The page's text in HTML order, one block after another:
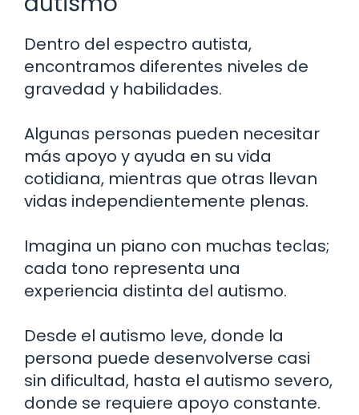
Dentro del espectro autista,
encontramos diferentes niveles de
gravedad y habilidades.
Algunas personas pueden necesitar
más apoyo y ayuda en su vida
cotidiana, mientras que otras llevan
vidas independientemente plenas.
Imagina un piano con muchas teclas;
cada tono representa una
experiencia distinta del autismo.
Desde el autismo leve, donde la
persona puede desenvolverse casi
sin dificultad, hasta el autismo severo,
donde se requiere apoyo constante.